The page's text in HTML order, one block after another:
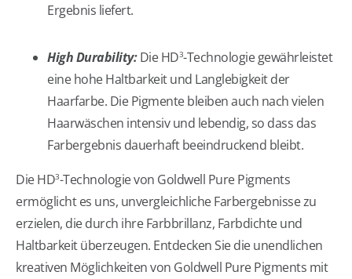
Ergebnis liefert.
High Durability:Die HD3-Technologie gewährleistet
eine hohe Haltbarkeit und Langlebigkeit der
Haarfarbe. Die Pigmente bleiben auch nach vielen
Haarwäschen intensiv und lebendig, so dass das
Farbergebnis dauerhaft beeindruckend bleibt.
Die HD3-Technologie von Goldwell Pure Pigments
ermöglicht es uns, unvergleichliche Farbergebnisse zu
erzielen, die durch ihre Farbbrillanz, Farbdichte und
Haltbarkeit überzeugen. Entdecken Sie die unendlichen
kreativen Möglichkeiten von Goldwell Pure Pigments mit